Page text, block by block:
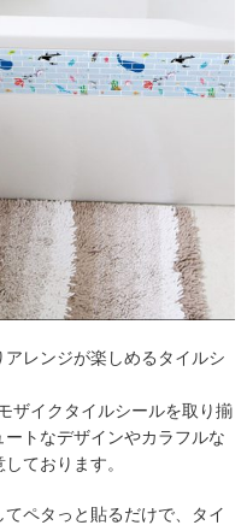
レンジが楽しめるタイルシ
ザイクタイルシールを取り揃
トなデザインやカラフルな
ております。
ペタっと貼るだけで、タイ